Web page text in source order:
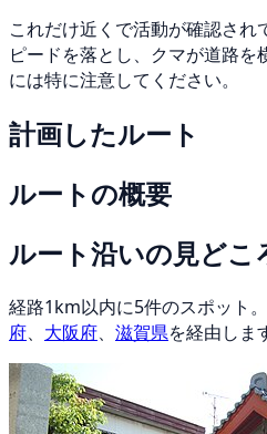
これだけ近くで活動が確認され
ピードを落とし、クマが道路
には特に注意してください。
計画したルート
ルートの概要
ルート沿いの見どこ
経路1km以内に5件のスポット。
府、 大阪府、 滋賀県を経由しま